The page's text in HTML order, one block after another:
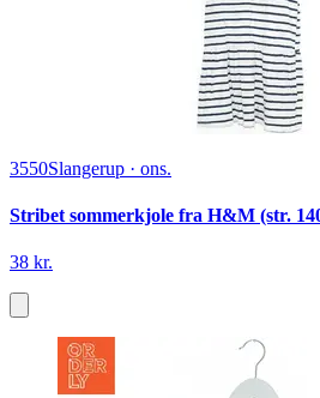
3550Slangerup · ons.
Stribet sommerkjole fra H&M (str.
38 kr.